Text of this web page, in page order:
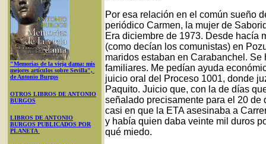
"Memorias de la vieja dama: mis
mejores artículos sobre Sevilla",
de Antonio Burgos
OTROS LIBROS DE ANTONIO
BURGOS
LIBROS DE ANTONIO
BURGOS PUBLICADOS POR
PLANETA
Por esa relación en el común sueño
periódico Carmen, la mujer de
Era diciembre de 1973. Desde hacía
(como decían los comunistas) en
maridos estaban en Carabanchel.
familiares. Me pedían ayuda
juicio oral del Proceso 1001, donde
Paquito. Juicio que, con la de días
señalado precisamente para el 20 de
casi en que la ETA asesinaba a
y había quien daba veinte mil duros
qué miedo.